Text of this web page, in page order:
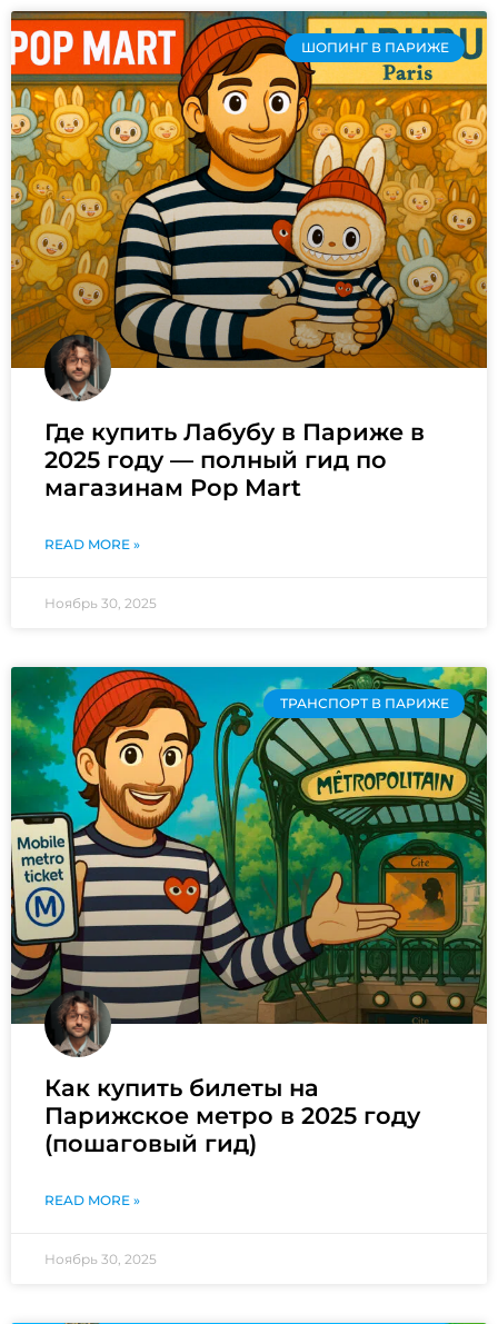
ШОПИНГ В ПАРИЖЕ
Где купить Лабубу в Париже в
2025 году — полный гид по
магазинам Pop Mart
READ MORE »
Ноябрь 30, 2025
ТРАНСПОРТ В ПАРИЖЕ
Как купить билеты на
Парижское метро в 2025 году
(пошаговый гид)
READ MORE »
Ноябрь 30, 2025